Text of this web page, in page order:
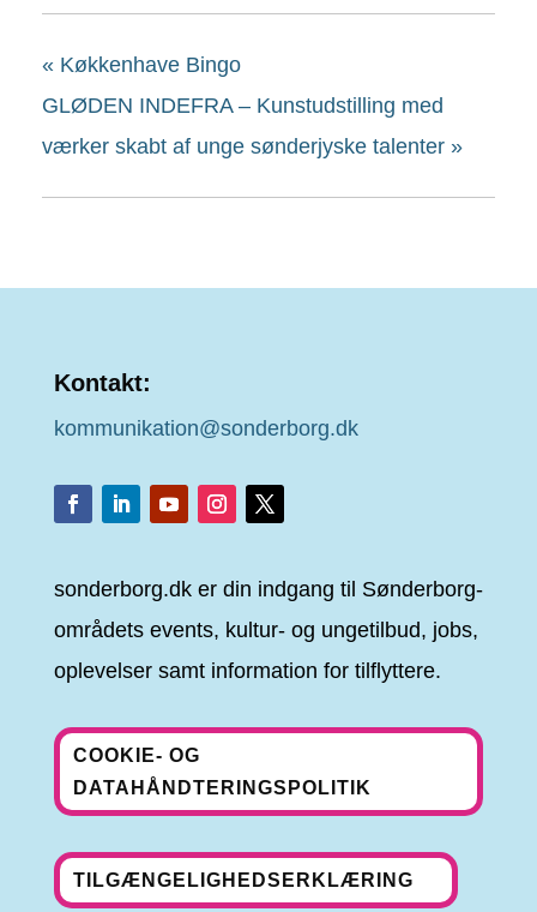
« Køkkenhave Bingo
GLØDEN INDEFRA – Kunstudstilling med
værker skabt af unge sønderjyske talenter »
Kontakt:
kommunikation@sonderborg.dk
sonderborg.dk er din indgang til Sønderborg-
områdets events, kultur- og ungetilbud, jobs,
oplevelser samt information for tilflyttere.
COOKIE- OG
DATAHÅNDTERINGSPOLITIK
TILGÆNGELIGHEDSERKLÆRING